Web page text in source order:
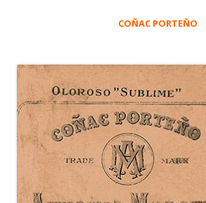
COÑAC PORTEÑO